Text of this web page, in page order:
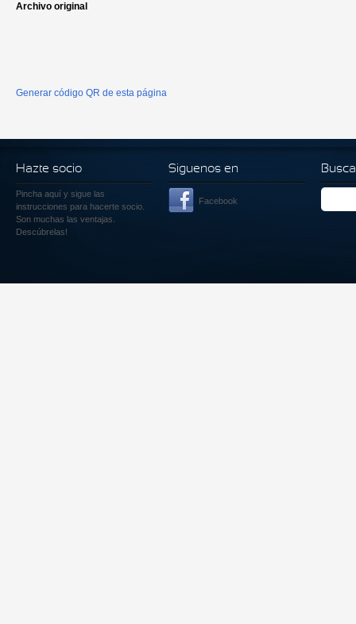
Archivo original
Generar código QR de esta página
Hazte socio
Pincha aquí y sigue las
instrucciones para hacerte socio.
Son muchas las ventajas.
Descúbrelas!
Siguenos en
Facebook